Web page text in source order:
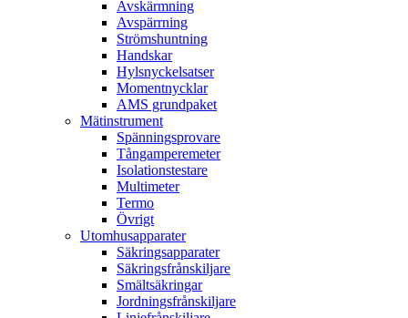
Avskärmning
Avspärrning
Strömshuntning
Handskar
Hylsnyckelsatser
Momentnycklar
AMS grundpaket
Mätinstrument
Spänningsprovare
Tångamperemeter
Isolationstestare
Multimeter
Termo
Övrigt
Utomhusapparater
Säkringsapparater
Säkringsfrånskiljare
Smältsäkringar
Jordningsfrånskiljare